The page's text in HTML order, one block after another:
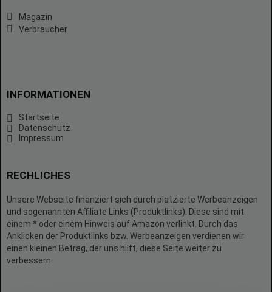
Magazin
Verbraucher
INFORMATIONEN
Startseite
Datenschutz
Impressum
RECHLICHES
Unsere Webseite finanziert sich durch platzierte Werbeanzeigen
und sogenannten Affiliate Links (Produktlinks). Diese sind mit
einem * oder einem Hinweis auf Amazon verlinkt. Durch das
Anklicken der Produktlinks bzw. Werbeanzeigen verdienen wir
einen kleinen Betrag, der uns hilft, diese Seite weiter zu
verbessern.